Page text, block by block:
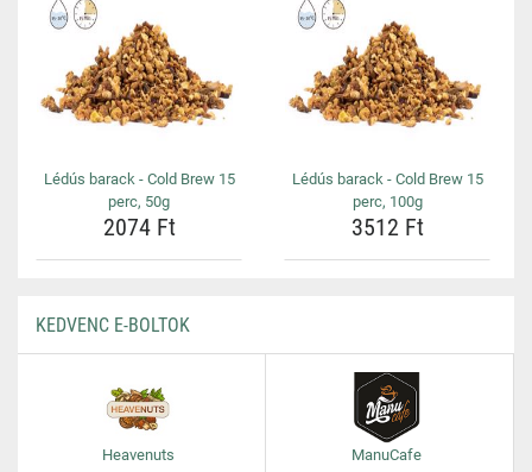
Lédús barack - Cold Brew 15
perc, 50g
2074 Ft
Lédús barack - Cold Brew 15
perc, 100g
3512 Ft
KEDVENC E-BOLTOK
Heavenuts ManuCafe